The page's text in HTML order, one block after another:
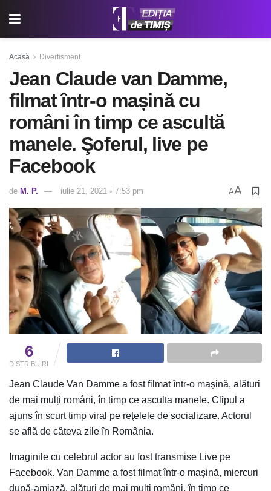
Acasă Divertisment
Jean Claude van Damme,
filmat într-o mașină cu
români în timp ce ascultă
manele. Şoferul, live pe
Facebook
de M. P. iulie 21, 2021 ◦ 7:53 pm AA
6
DISTRIBUIRI
Jean Claude Van Damme a fost filmat într-o mașină, alături
de mai mulți români, în timp ce asculta manele. Clipul a
ajuns în scurt timp viral pe reţelele de socializare. Actorul
se află de câteva zile în România.
Imaginile cu celebrul actor au fost transmise Live pe
Facebook. Van Damme a fost filmat într-o mașină, miercuri
după-amiază, alături de mai mulți români, în timp ce